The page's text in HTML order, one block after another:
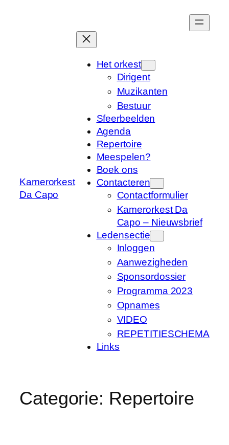
Kamerorkest
Da Capo
Het orkest
Dirigent
Muzikanten
Bestuur
Sfeerbeelden
Agenda
Repertoire
Meespelen?
Boek ons
Contacteren
Contactformulier
Kamerorkest Da
Capo – Nieuwsbrief
Ledensectie
Inloggen
Aanwezigheden
Sponsordossier
Programma 2023
Opnames
VIDEO
REPETITIESCHEMA
Links
Categorie: Repertoire